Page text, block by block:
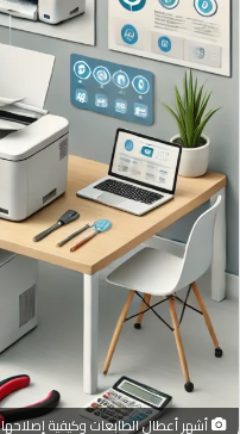
أشهر أعطال الطابعات وكيفية إصلاحها